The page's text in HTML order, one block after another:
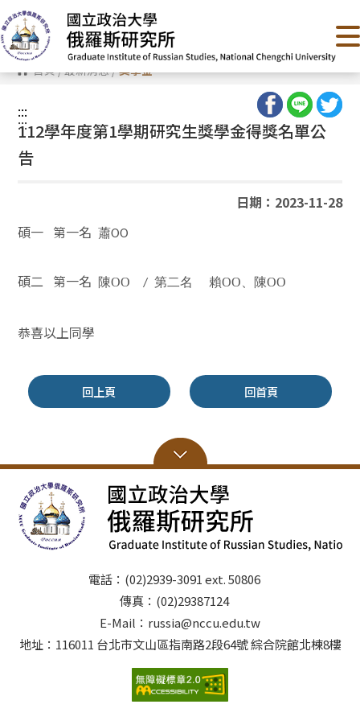
跳
到
主
要
內
容 首頁/最新消息/獎學金
:::
:::
112學年度第1學期研究生獎學金得獎名單公
告
日期：2023-11-28
碩一 第一名 蕭OO
碩二 第一名 陳OO /第二名 賴OO 、陳OO
恭喜以上同學
回上頁 回首頁
電話：(02)2939-3091 ext. 50806
傳真：(02)29387124
E-Mail：russia@nccu.edu.tw
地址：116011 台北市文山區指南路2段64號 綜合院館北棟8樓